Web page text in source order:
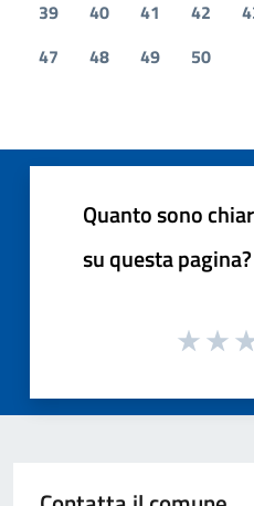
39 40 41 42
47
48 49 50
Quanto sono
su questa pagina?